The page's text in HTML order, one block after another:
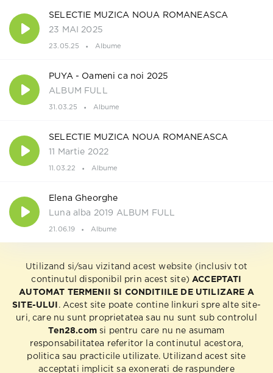
SELECTIE MUZICA NOUA ROMANEASCA
23 MAI 2025
23.05.25 Albume
PUYA - Oameni ca noi 2025
ALBUM FULL
31.03.25 Albume
SELECTIE MUZICA NOUA ROMANEASCA
11 Martie 2022
11.03.22 Albume
Elena Gheorghe
Luna alba 2019 ALBUM FULL
21.06.19 Albume
Utilizand si/sau vizitand acest website (inclusiv tot
continutul disponibil prin acest site) ACCEPTATI
AUTOMAT TERMENII SI CONDITIILE DE UTILIZARE A
SITE-ULUI
. Acest site poate contine linkuri spre alte site-
uri, care nu sunt proprietatea sau nu sunt sub controlul
Ten28.comsi pentru care nu ne asumam
responsabilitatea referitor la continutul acestora,
politica sau practicile utilizate. Utilizand acest site
acceptati implicit sa exonerati de raspundere